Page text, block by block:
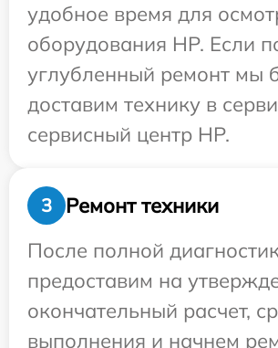
удобное время для
оборудования HP. Если
углубленный ремонт мы
доставим технику в
сервисный центр HP.
3
Ремонт техники
После полной
предоставим на
окончательный расчет,
выполнения и начнем